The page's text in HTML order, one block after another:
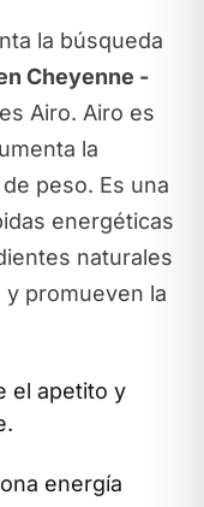
la búsqueda
Cheyenne -
Airo. Airo es
la
peso. Es una
energéticas
naturales
promueven la
el apetito y
energía